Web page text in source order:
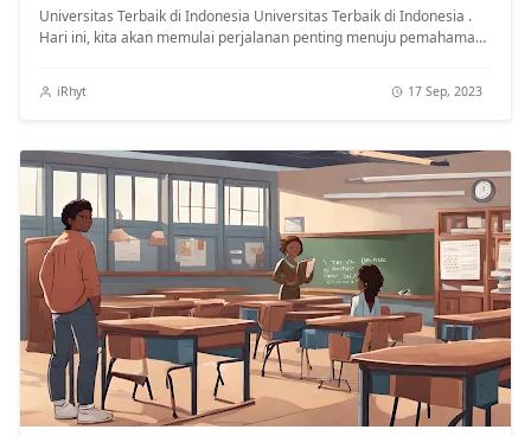
Universitas Terbaik di Indonesia Universitas Terbaik di Indonesia .
Hari ini, kita akan memulai perjalanan penting menuju pemahaman
iRhyt 17 Sep, 2023